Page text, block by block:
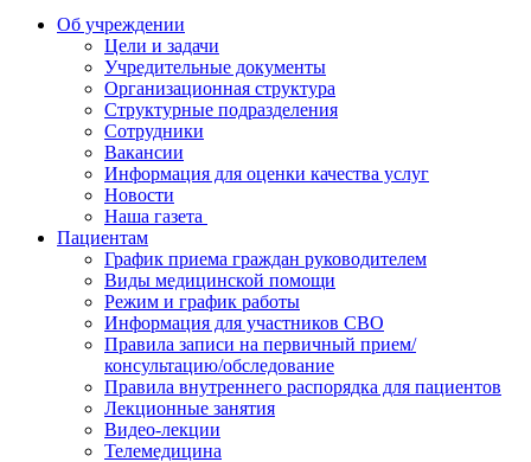
Об учреждении
Цели и задачи
Учредительные документы
Организационная структура
Структурные подразделения
Сотрудники
Вакансии
Информация для оценки качества услуг
Новости
​​Наша газета
Пациентам
График приема граждан руководителем
Виды медицинской помощи
Режим и график работы
Информация для участников СВО
Правила записи на первичный прием/
консультацию/обследование
Правила внутреннего распорядка для пациентов
Лекционные занятия
Видео-лекции
Телемедицина